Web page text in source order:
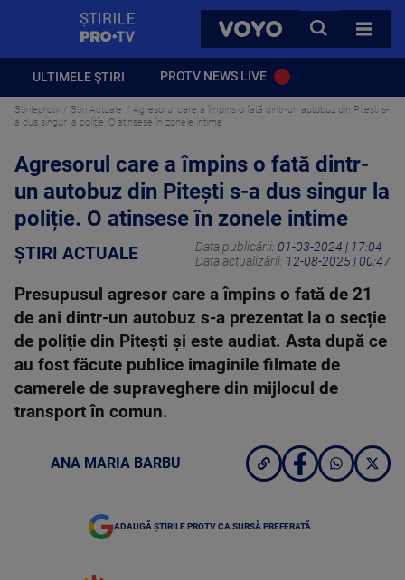
VOYO
CAUTA
TOATE
ULTIMELE ȘTIRI PROTV NEWS LIVE
Stirileprotv Știri Actuale
Agresorul care a împins o fată dintr-un autobuz din Pitești s-
a dus singur la poliție. O atinsese în zonele intime
Agresorul care a împins o fată dintr-
un autobuz din Pitești s-a dus singur la
poliție. O atinsese în zonele intime
ȘTIRI ACTUALE Data publicării: 01-03-2024 | 17:04
Data actualizării: 12-08-2025 | 00:47
Presupusul agresor care a împins o fată de 21
de ani dintr-un autobuz s-a prezentat la o secție
de poliție din Pitești și este audiat. Asta după ce
au fost făcute publice imaginile filmate de
camerele de supraveghere din mijlocul de
transport în comun.
ANA MARIA BARBU
ADAUGĂ ȘTIRILE PROTV CA SURSĂ PREFERATĂ